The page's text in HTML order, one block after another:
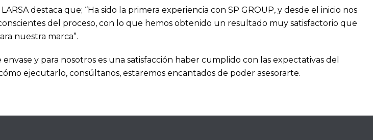
destaca que; “Ha sido la primera experiencia con SP GROUP, y desde el inicio nos
del proceso, con lo que hemos obtenido un resultado muy satisfactorio que
nuestra marca”.
y para nosotros es una satisfacción haber cumplido con las expectativas del
ejecutarlo, consúltanos, estaremos encantados de poder asesorarte.